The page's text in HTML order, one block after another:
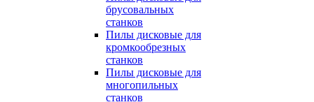
брусовальных
станков
Пилы дисковые для
кромкообрезных
станков
Пилы дисковые для
многопильных
станков